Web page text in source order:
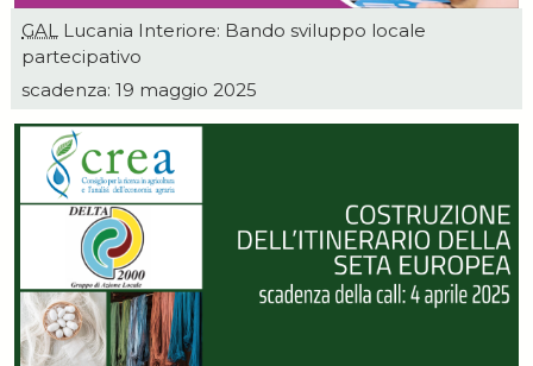
GAL Lucania Interiore: Bando sviluppo locale
partecipativo
scadenza: 19 maggio 2025